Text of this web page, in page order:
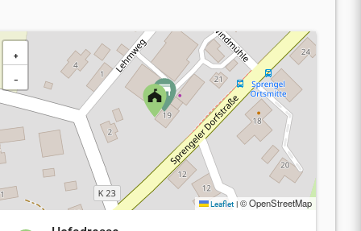
+
−
Leaflet | © OpenStreetMap